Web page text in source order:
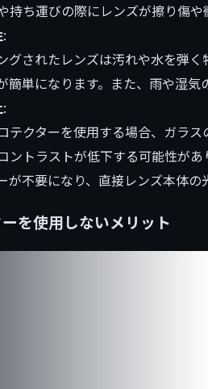
持ち運びの際にレンズが擦り傷や
:
グされたレンズは汚れや水を弾
簡単になります。また、雨や湿気
:
テクターを使用する場合、ガラ
ントラストが低下する可能性が
が不要になり、直接レンズ本体の
を使用しないメリット